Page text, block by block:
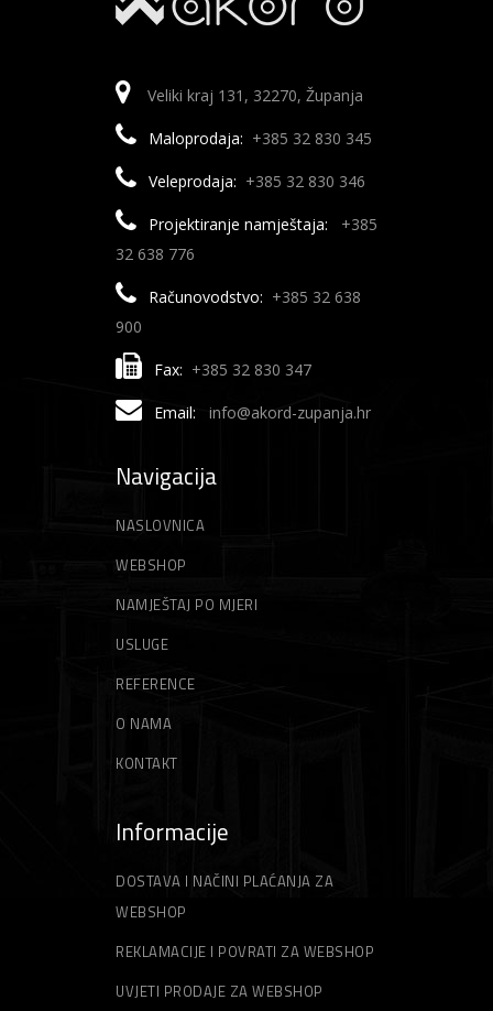
Veliki kraj 131, 32270, Županja
Maloprodaja: +385 32 830 345
Veleprodaja: +385 32 830 346
Projektiranje namještaja:
+385
32 638 776
Računovodstvo: +385 32 638
900
Fax: +385 32 830 347
Email: info@akord-zupanja.hr
Navigacija
NASLOVNICA
WEBSHOP
NAMJEŠTAJ PO MJERI
USLUGE
REFERENCE
O NAMA
KONTAKT
Informacije
DOSTAVA I NAČINI PLAĆANJA ZA
WEBSHOP
REKLAMACIJE I POVRATI ZA WEBSHOP
UVJETI PRODAJE ZA WEBSHOP